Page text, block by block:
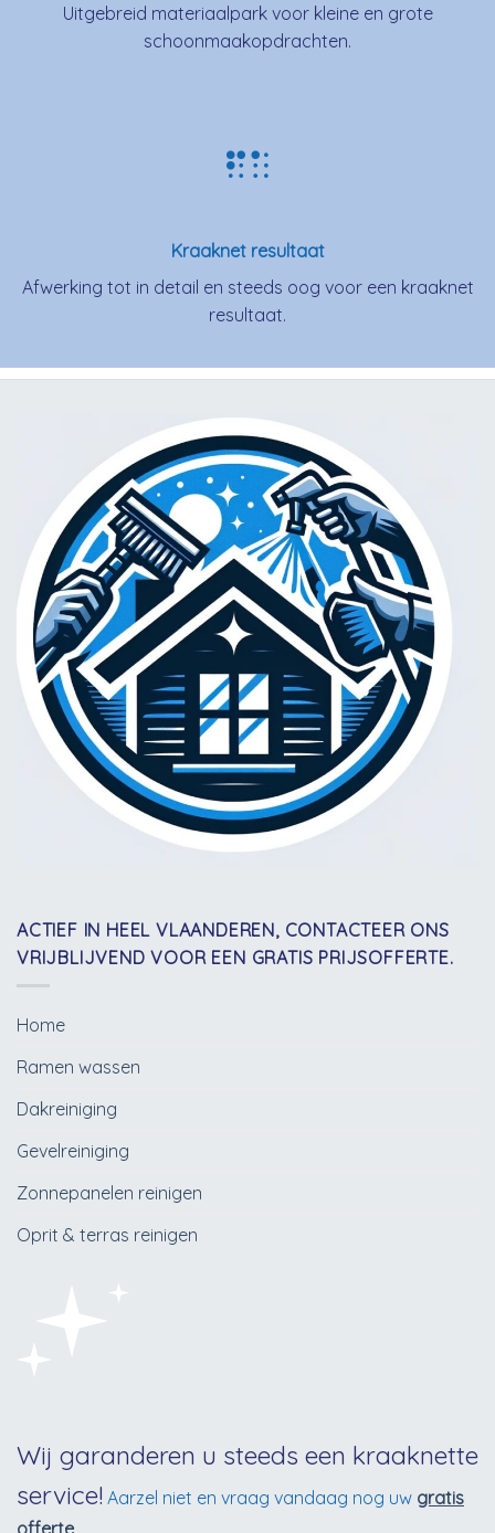
Uitgebreid materiaalpark voor kleine en grote
schoonmaakopdrachten.
Kraaknet resultaat
Afwerking tot in detail en steeds oog voor een kraaknet
resultaat.
ACTIEF IN HEEL VLAANDEREN, CONTACTEER ONS
VRIJBLIJVEND VOOR EEN GRATIS PRIJSOFFERTE.
Home
Ramen wassen
Dakreiniging
Gevelreiniging
Zonnepanelen reinigen
Oprit & terras reinigen
Wij garanderen u steeds een kraaknette
service! Aarzel niet en vraag vandaag nog uw gratis
offerte